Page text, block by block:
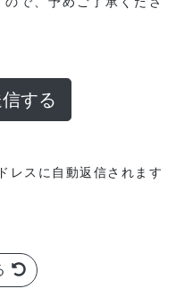
レスに自動返信されます